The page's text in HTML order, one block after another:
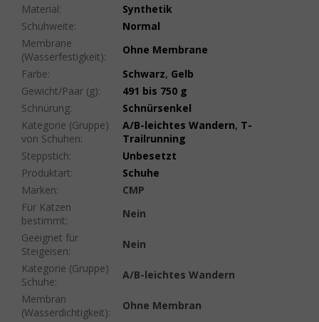
Material:
Synthetik
Schuhweite:
Normal
Membrane
(Wasserfestigkeit):
Ohne Membrane
Farbe: Schwarz, Gelb
Gewicht/Paar (g):
491 bis 750 g
Schnürung:
Schnürsenkel
Kategorie (Gruppe)
von Schuhen:
A/B-leichtes Wandern, T-
Trailrunning
Steppstich:
Unbesetzt
Produktart:
Schuhe
Marken:
CMP
Für Katzen
bestimmt:
Nein
Geeignet für
Steigeisen:
Nein
Kategorie (Gruppe)
Schuhe:
A/B-leichtes Wandern
Membran
(Wasserdichtigkeit):
Ohne Membran